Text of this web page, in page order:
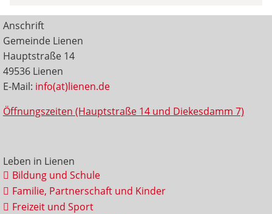
Anschrift
Gemeinde Lienen
Hauptstraße 14
49536 Lienen
E-Mail: info(at)lienen.de
Öffnungszeiten (Hauptstraße 14 und Diekesdamm 7)
Leben in Lienen
Bildung und Schule
Familie, Partnerschaft und Kinder
Freizeit und Sport